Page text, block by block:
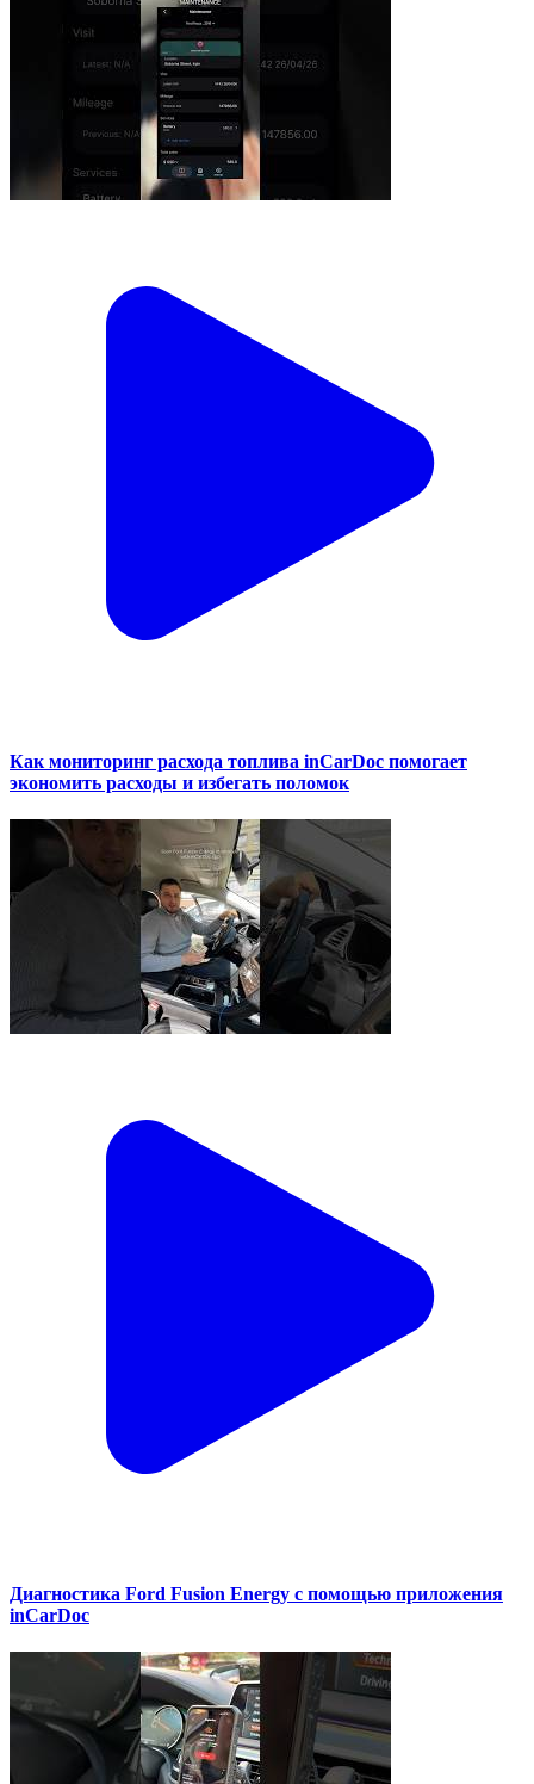
Как мониторинг расхода топлива inCarDoc помогает
экономить расходы и избегать поломок
Диагностика Ford Fusion Energy с помощью приложения
inCarDoc